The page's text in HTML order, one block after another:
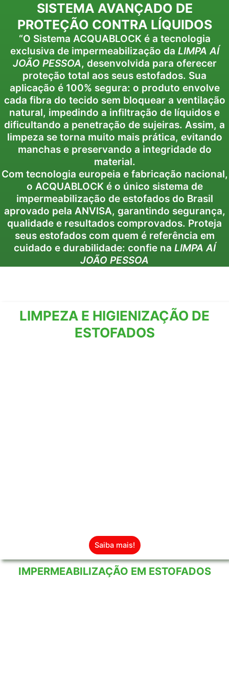
SISTEMA AVANÇADO DE
PROTEÇÃO CONTRA LÍQUIDOS
“O Sistema ACQUABLOCK é a tecnologia
exclusiva de impermeabilização da LIMPA AÍ
JOÃO PESSOA, desenvolvida para oferecer
proteção total aos seus estofados. Sua
aplicação é 100% segura: o produto envolve
cada fibra do tecido sem bloquear a ventilação
natural, impedindo a infiltração de líquidos e
dificultando a penetração de sujeiras. Assim, a
limpeza se torna muito mais prática, evitando
manchas e preservando a integridade do
material.
Com tecnologia europeia e fabricação nacional,
o ACQUABLOCK é o único sistema de
impermeabilização de estofados do Brasil
aprovado pela ANVISA, garantindo segurança,
qualidade e resultados comprovados. Proteja
seus estofados com quem é referência em
cuidado e durabilidade: confie na LIMPA AÍ
JOÃO PESSOA
LIMPEZA E HIGIENIZAÇÃO DE
ESTOFADOS
Saiba mais!
IMPERMEABILIZAÇÃO EM ESTOFADOS